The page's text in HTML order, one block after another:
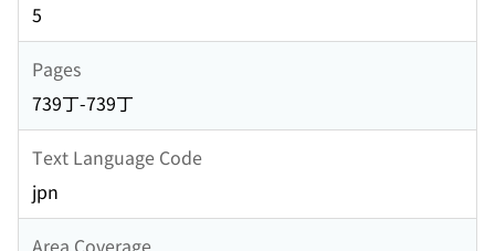
5
Pages
739丁-739丁
Text Language Code
jpn
Area Coverage